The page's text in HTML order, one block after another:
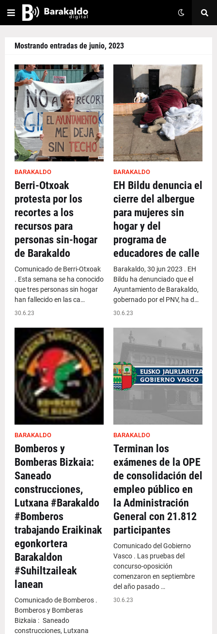
Mostrando entradas de junio, 2023
BARAKALDO
Berri-Otxoak
protesta por los
recortes a los
recursos para
personas sin-hogar
de Barakaldo
Comunicado de Berri-Otxoak
. Esta semana se ha conocido
que tres personas sin hogar
han fallecido en las ca…
30.6.23
BARAKALDO
EH Bildu denuncia el
cierre del albergue
para mujeres sin
hogar y del
programa de
educadores de calle
Barakaldo, 30 jun 2023 . EH
Bildu ha denunciado que el
Ayuntamiento de Barakaldo,
gobernado por el PNV, ha d…
30.6.23
BARAKALDO
Bomberos y
Bomberas Bizkaia:
Saneado
construcciones,
Lutxana #Barakaldo
#Bomberos
trabajando Eraikinak
egonkortera
Barakaldon
#Suhiltzaileak
lanean
Comunicado de Bomberos .
Bomberos y Bomberas
Bizkaia : Saneado
construcciones, Lutxana
BARAKALDO
Terminan los
exámenes de la OPE
de consolidación del
empleo público en
la Administración
General con 21.812
participantes
Comunicado del Gobierno
Vasco . Las pruebas del
concurso-oposición
comenzaron en septiembre
del año pasado …
30.6.23